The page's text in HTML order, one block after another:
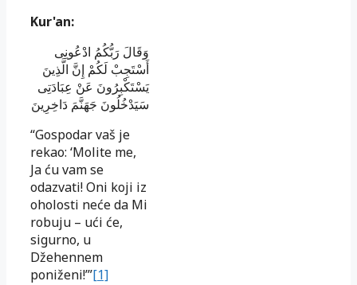
Kur'an:
وَقَالَ رَ‌بُّكُمُ ادْعُونِى
أَسْتَجِبْ لَكُمْ إِنَّ الَّذِينَ
يَسْتَكْبِرُ‌ونَ عَنْ عِبَادَتِى
سَيَدْخُلُونَ جَهَنَّمَ دَاخِرِ‌ينَ
“Gospodar vaš je
rekao: ‘Molite me,
Ja ću vam se
odazvati! Oni koji iz
oholosti neće da Mi
robuju – ući će,
sigurno, u
Džehennem
poniženi!’”[1]